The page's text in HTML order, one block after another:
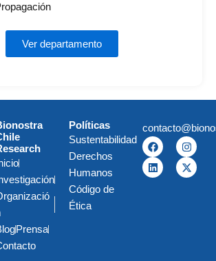
Ver departamento
Prensa
Políticas
Sustentabilidad
Derechos
Humanos
Código de
Ética
F
a
c
e
I
n
s
t
L
i
n
k
X
-
t
w